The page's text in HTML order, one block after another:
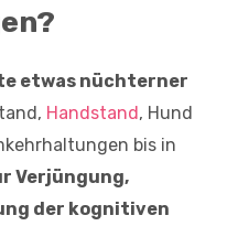
etwas nüchterner
Handstand , Hund
bis in
Verjüngung,
der kognitiven